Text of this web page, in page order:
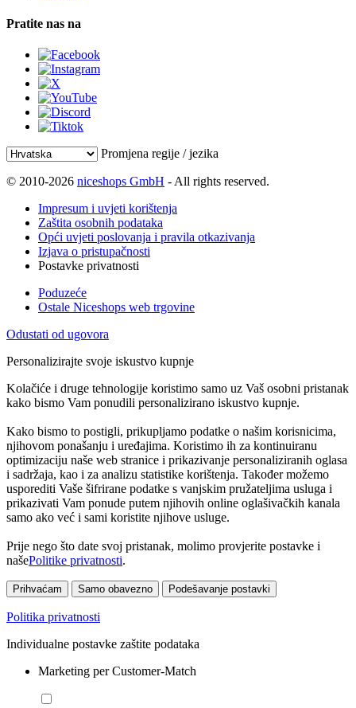
Pratite nas na
Promjena regije / jezika
© 2010-2026 niceshops GmbH - All rights reserved.
Impresum i uvjeti korištenja
Zaštita osobnih podataka
Opći uvjeti poslovanja i pravila otkazivanja
Izjava o pristupačnosti
Postavke privatnosti
Poduzeće
Ostale Niceshops web trgovine
Odustati od ugovora
Personalizirajte svoje iskustvo kupnje
Kolačiće i druge tehnologije koristimo samo uz Vaš osobni pristanak
kako bismo Vam ponudili personalizirano iskustvo kupnje.
Kako bismo to postigli, prikupljamo podatke o našim korisnicima,
njihovom ponašanju i uređajima. Koristimo ih za kontinuiranu
optimizaciju naše web stranice i prikazivanje personaliziranih oglasa
i sadržaja, kao i za analizu statistike korištenja. Također možemo
usporediti Vaše šifrirane podatke s vanjskim pružateljima usluga i
prikazivati Vam ponude putem njihovih online oglašivačkih kanala
samo ako već i sami koristite njihove usluge.
Prije nego što date svoj pristanak, molimo provjerite postavke i
našePolitike privatnosti.
Prihvaćam Samo obavezno Podešavanje postavki
Politika privatnosti
Individualne postavke zaštite podataka
Marketing per Customer-Match